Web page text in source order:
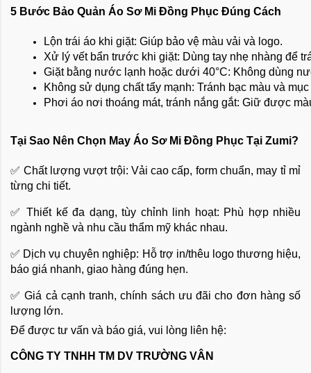
5 Bước Bảo Quản Áo Sơ Mi Đồng Phục Đúng Cách
Lộn trái áo khi giặt: Giúp bảo vệ màu vải và logo.
Xử lý vết bẩn trước khi giặt: Dùng tay nhẹ nhàng để
Giặt bằng nước lạnh hoặc dưới 40°C: Không dùng
Không sử dụng chất tẩy mạnh: Tránh bạc màu và
Phơi áo nơi thoáng mát, tránh nắng gắt: Giữ được
Tại Sao Nên Chọn May Áo Sơ Mi Đồng Phục Tại Zumi?
✅ Chất lượng vượt trội: Vải cao cấp, form chuẩn, may tỉ mỉ
từng chi tiết.
✅ Thiết kế đa dạng, tùy chỉnh linh hoạt: Phù hợp nhiều
ngành nghề và nhu cầu thẩm mỹ khác nhau.
✅ Dịch vụ chuyên nghiệp: Hỗ trợ in/thêu logo thương hiệu,
báo giá nhanh, giao hàng đúng hẹn.
✅ Giá cả cạnh tranh, chính sách ưu đãi cho đơn hàng số
lượng lớn.
Để được tư vấn và báo giá, vui lòng liên hệ:
CÔNG TY TNHH TM DV TRƯỜNG VÂN